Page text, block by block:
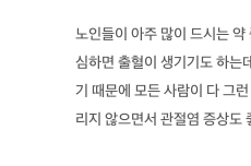
노인들이 아주 많이 드시는
심하면 출혈이 생기기도 하는
기 때문에 모든 사람이 다 그
리지 않으면서 관절염 증상도